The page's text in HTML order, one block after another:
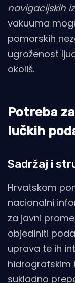
navigacijskih
vakuuma
pomorskih
ugroženost
okoliš.
Potreba
lučkih
Sadržaj i
Hrvatskom
nacionalni
za javni
objediniti
uprava te ih
hidrografskim
sukladno